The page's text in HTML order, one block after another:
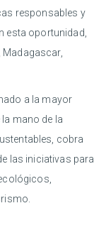
responsables y
esta oportunidad,
a la mayor
mano de la
cobra
las iniciativas para